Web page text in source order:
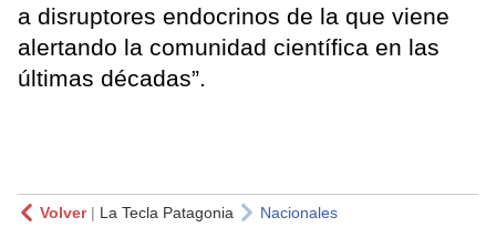
a disruptores endocrinos de la que viene
alertando la comunidad científica en las
últimas décadas”.
Volver| La Tecla Patagonia Nacionales